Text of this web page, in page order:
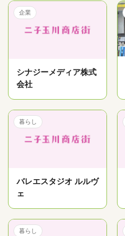
企業
シナジーメディア株式
会社
暮らし
バレエスタジオ ルルヴ
ェ
暮らし